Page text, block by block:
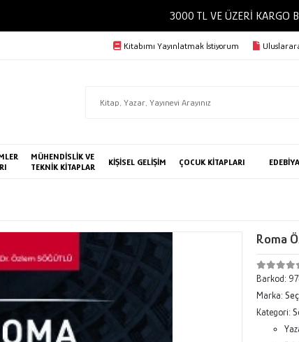
3000 TL VE ÜZERİ KARGO
Kitabımı Yayınlatmak İstiyorum
MÜHENDİSLİK VE
TEKNİK KİTAPLAR
KİŞİSEL GELİŞİM ÇOCUK KİTAPLARI
Roma
Barkod:
Marka:
Kategori: